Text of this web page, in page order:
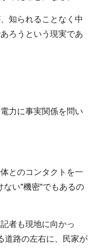
知られることなく中
ろうという現実であ
力に事実関係を問い
とのコンタクトを一
い"機密"でもあるの
者も現地に向かっ
道路の左右に、民家が